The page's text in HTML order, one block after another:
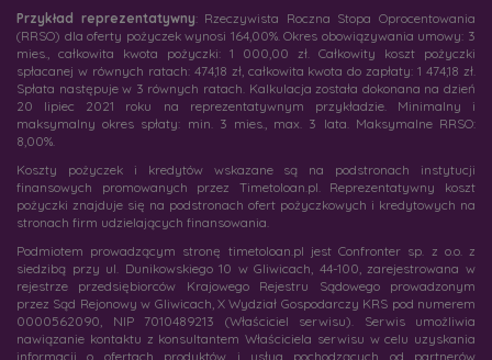
Przykład reprezentatywny: Rzeczywista Roczna Stopa Oprocentowania
(RRSO) dla oferty pożyczek wynosi 164,00%. Okres obowiązywania umowy: 3
mies., całkowita kwota pożyczki: 1 000,00 zł. Całkowity koszt pożyczki
spłacanej w równych ratach: 474,18 zł, całkowita kwota do zapłaty: 1 474,18 zł.
Spłata następuje w 3 równych ratach. Kalkulacja została dokonana na dzień
20 lipiec 2021 roku na reprezentatywnym przykładzie. Minimalny i
maksymalny okres spłaty: min. 3 mies., max. 3 lata. Maksymalne RRSO:
8,00%.
Koszty pożyczek i kredytów wskazane są na podstronach instytucji
finansowych promowanych przez Timetoloan.pl. Reprezentatywny koszt
pożyczki znajduje się na podstronach ofert pożyczkowych i kredytowych na
stronach firm udzielających finansowania.
Podmiotem prowadzącym stronę timetoloan.pl jest Confronter sp. z o.o. z
siedzibą przy ul. Dunikowskiego 10 w Gliwicach, 44-100, zarejestrowana w
rejestrze przedsiębiorców Krajowego Rejestru Sądowego prowadzonym
przez Sąd Rejonowy w Gliwicach, X Wydział Gospodarczy KRS pod numerem
0000562090, NIP 7010489213 (Właściciel serwisu). Serwis umożliwia
nawiązanie kontaktu z konsultantem Właściciela serwisu w celu uzyskania
informacji o ofertach produktów i usług pochodzących od partnerów